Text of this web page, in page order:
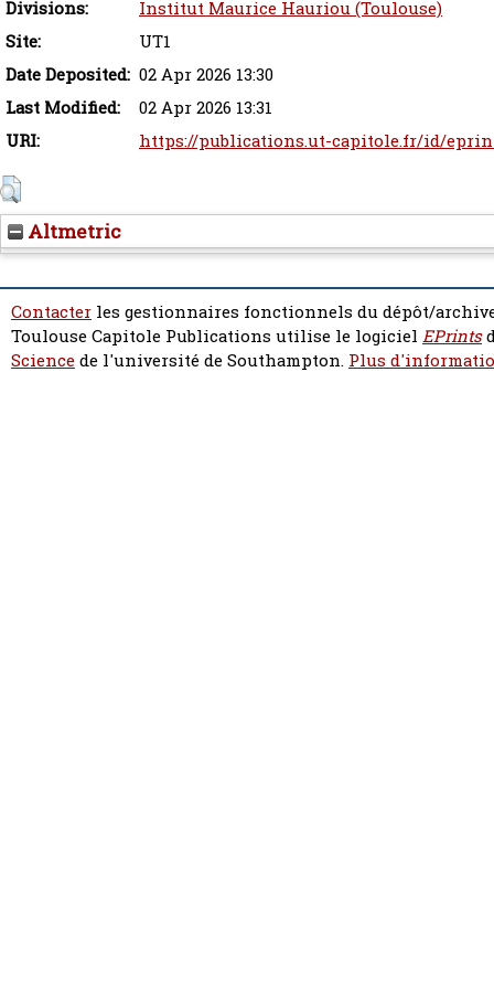
Divisions:
Institut Maurice Hauriou (Toulouse)
Site:
UT1
Date Deposited: 02 Apr 2026 13:30
Last Modified:
02 Apr 2026 13:31
URI:
https://publications.ut-capitole.fr/id/
Altmetric
Contacter les gestionnaires fonctionnels du dépôt/
Toulouse Capitole Publications utilise le logiciel EPrints
Sciencede l'université de Southampton. Plus